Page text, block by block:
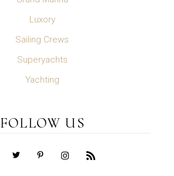
Luxory
Sailing Crews
Superyachts
Yachting
FOLLOW US